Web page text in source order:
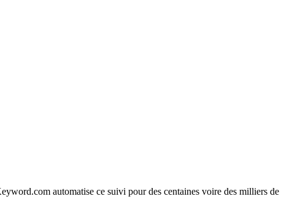
automatise ce suivi pour des centaines voire des milliers de